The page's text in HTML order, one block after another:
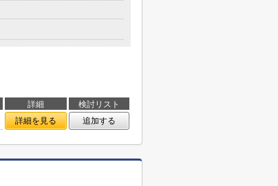
詳細
検討リスト
詳細を見る 追加する